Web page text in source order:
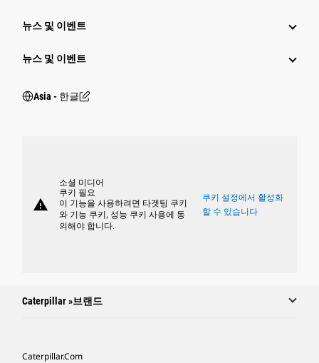
뉴스 및 이벤트
뉴스 및 이벤트
Asia - 한글
warning
소셜 미디어
쿠키 필요
이 기능을 사용하려면 타겟팅 쿠키
와 기능 쿠키, 성능 쿠키 사용에 동
의해야 합니다.
쿠키 설정에서 활성화
할 수 있습니다
Caterpillar »브랜드
Caterpillar.com